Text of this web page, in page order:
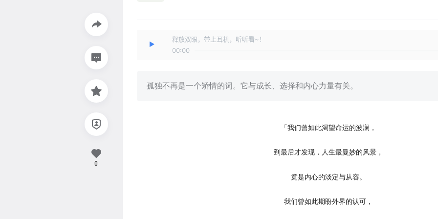
释放双眼，带上耳机，听听看~！
00:00
孤独不再是一个矫情的词。它与成长、选择和内心力量有关。
「我们曾如此渴望命运的波澜，
到最后才发现，人生最曼妙的风景，
竟是内心的淡定与从容。
我们曾如此期盼外界的认可，
0